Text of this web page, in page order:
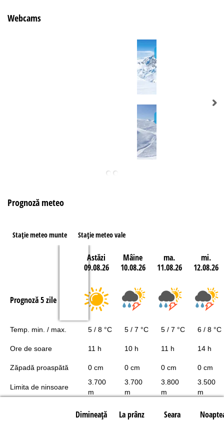
Webcams
Prognoză meteo
Staţie meteo munte Staţie meteo vale
Astăzi
09.08.26
Mâine
10.08.26
ma.
11.08.26
mi.
12.08.26
Prognoză 5 zile
Temp. min. / max. 5 / 8 °C 5 / 7 °C 5 / 7 °C 6 / 8 °C
Ore de soare 11 h 10 h 11 h 14 h
Zăpadă proaspătă 0 cm 0 cm 0 cm 0 cm
Limita de ninsoare
3.700
m
3.700
m
3.800
m
3.500
m
Dimineaţă La prânz Seara